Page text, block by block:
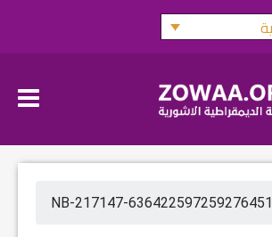
NB-217147-636422597259276451